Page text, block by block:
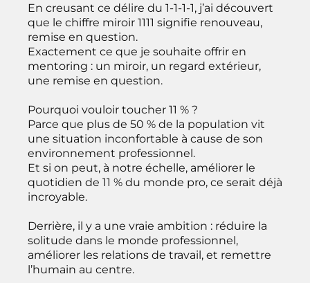
En creusant ce délire du 1-1-1-1, j’ai découvert
que le chiffre miroir 1111 signifie renouveau,
remise en question.
Exactement ce que je souhaite offrir en
mentoring : un miroir, un regard extérieur,
une remise en question.
Pourquoi vouloir toucher 11 % ?
Parce que plus de 50 % de la population vit
une situation inconfortable à cause de son
environnement professionnel.
Et si on peut, à notre échelle, améliorer le
quotidien de 11 % du monde pro, ce serait déjà
incroyable.
Derrière, il y a une vraie ambition : réduire la
solitude dans le monde professionnel,
améliorer les relations de travail, et remettre
l’humain au centre.